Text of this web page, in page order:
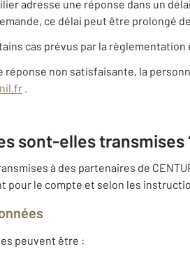
adresse une réponse dans un
ce délai peut être prolongé
cas prévus par la règlementation
réponse non satisfaisante, la
sont-elles transmises
à des partenaires de
pour le compte et selon les
peuvent être :